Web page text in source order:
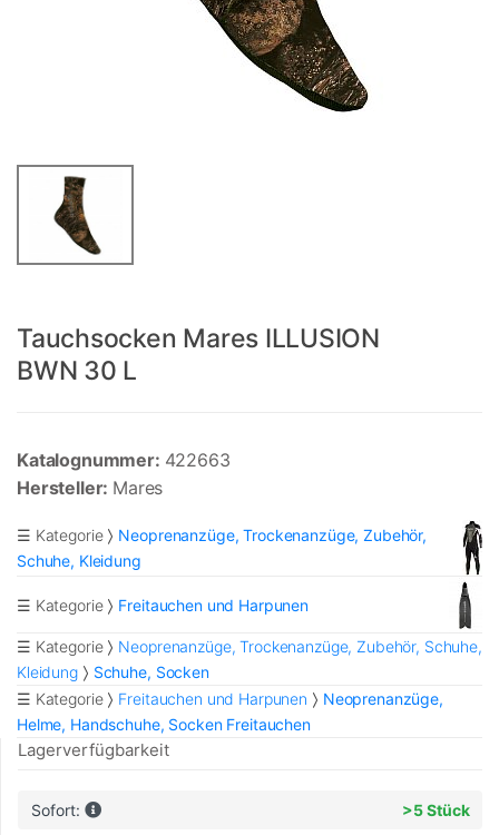
Tauchsocken Mares ILLUSION
BWN 30 L
Katalognummer: 422663
Hersteller: Mares
☰ Kategorie
Neoprenanzüge, Trockenanzüge, Zubehör,
Schuhe, Kleidung
☰ Kategorie Freitauchen und Harpunen
☰ Kategorie
Neoprenanzüge, Trockenanzüge, Zubehör, Schuhe,
Kleidung
Schuhe, Socken
☰ Kategorie
Freitauchen und Harpunen
Neoprenanzüge,
Helme, Handschuhe, Socken Freitauchen
Lagerverfügbarkeit
Sofort: >5 Stück